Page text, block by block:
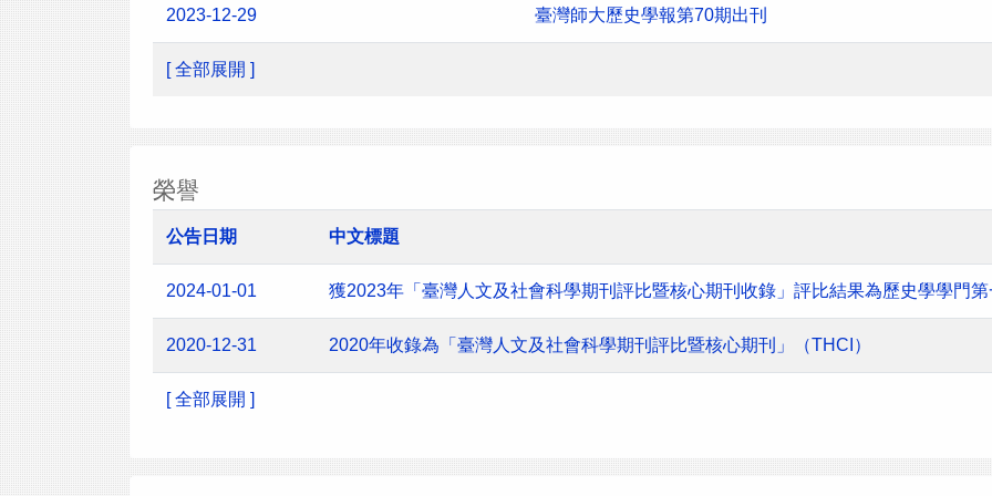
2023-12-29 臺灣師大歷史學報第70期出刊
[ 全部展開 ]
榮譽
公告日期 中文標題
2024-01-01 獲2023年「臺灣人文及社會科學期刊評比暨核心期刊收錄」評比結果為歷史學學門
2020-12-31 2020年收錄為「臺灣人文及社會科學期刊評比暨核心期刊」（THCI）
[ 全部展開 ]